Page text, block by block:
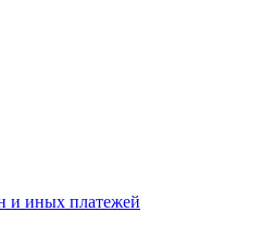
и иных платежей